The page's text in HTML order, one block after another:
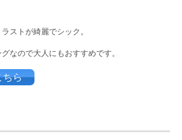
ストが綺麗でシック。
なので大人にもおすすめです。
ちら